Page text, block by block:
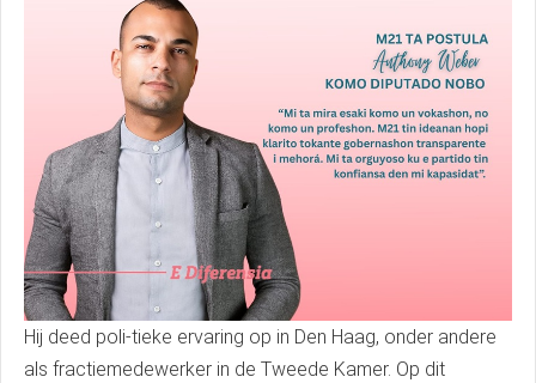
Hij deed poli-tieke ervaring op in Den Haag, onder andere
als fractiemedewerker in de Tweede Kamer. Op dit